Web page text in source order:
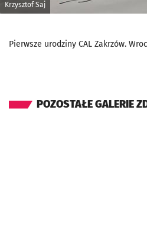
Krzysztof Saj
Pierwsze urodziny CAL Zakrzów.
POZOSTAŁE GALERIE